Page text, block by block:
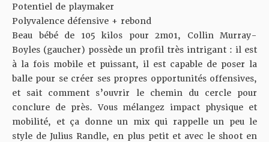
Potentiel de playmaker
Polyvalence défensive + rebond
Beau bébé de 105 kilos pour 2m01, Collin Murray-
Boyles (gaucher) possède un profil très intrigant : il est
à la fois mobile et puissant, il est capable de poser la
balle pour se créer ses propres opportunités offensives,
et sait comment s’ouvrir le chemin du cercle pour
conclure de près. Vous mélangez impact physique et
mobilité, et ça donne un mix qui rappelle un peu le
style de Julius Randle, en plus petit et avec le shoot en